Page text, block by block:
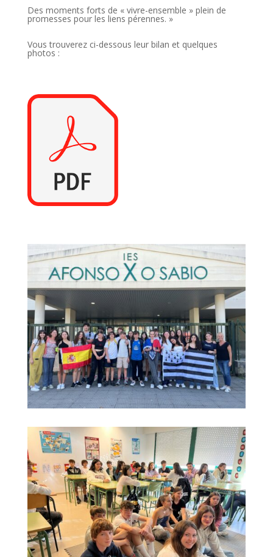
Des moments forts de « vivre-ensemble » plein de
promesses pour les liens pérennes. »
Vous trouverez ci-dessous leur bilan et quelques
photos :